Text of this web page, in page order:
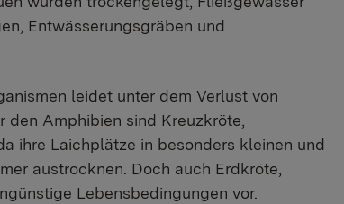
Entwässerungsgräben und
leidet unter dem Verlust von
den Amphibien sind Kreuzkröte,
ihre Laichplätze in besonders kleinen und
austrocknen. Doch auch Erdkröte,
Lebensbedingungen vor.